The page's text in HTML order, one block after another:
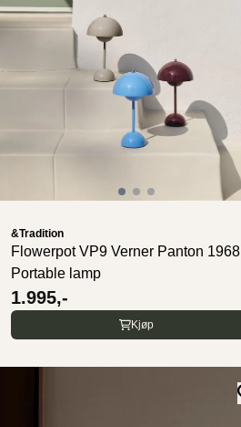
&Tradition
Flowerpot VP9 Verner Panton 1968
Portable lamp
1.995,-
Kjøp